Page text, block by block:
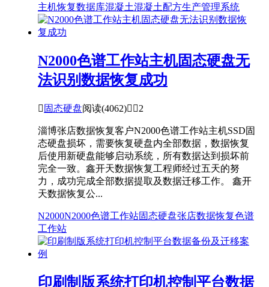
主机恢复数据库混凝土混凝土配方生产管理系统
N2000色谱工作站主机固态硬盘无
法识别数据恢复成功
 固态硬盘阅读(4062) 2
淄博张店数据恢复客户N2000色谱工作站主机SSD固
态硬盘损坏，需要恢复硬盘内全部数据，数据恢复
后使用新硬盘能够启动系统，所有数据达到损坏前
完全一致。鑫开天数据恢复工程师经过五天的努
力，成功完成全部数据提取及数据迁移工作。 鑫开
天数据恢复公...
N2000N2000色谱工作站固态硬盘张店数据恢复色谱
工作站
印刷制版系统打印机控制平台数据